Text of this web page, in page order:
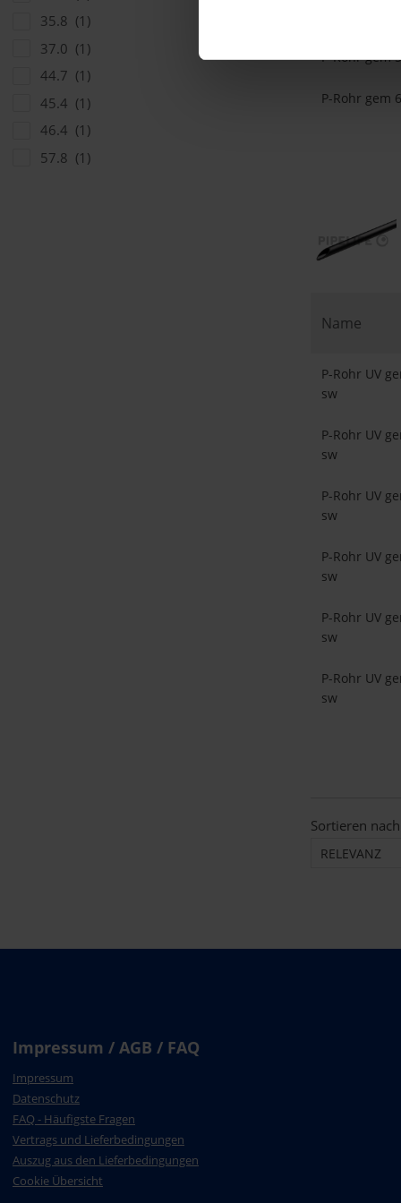
35.8 (1)
37.0 (1)
44.7 (1)
45.4 (1)
46.4 (1)
57.8 (1)
P-Rohr gem
P-Rohr gem
Name
P-Rohr UV
sw
P-Rohr UV
sw
P-Rohr UV
sw
P-Rohr UV
sw
P-Rohr UV
sw
P-Rohr UV
sw
Sortieren
RELEVANZ
Impressum / AGB / FAQ
Impressum
Datenschutz
FAQ - Häufigste Fragen
Vertrags und Lieferbedingungen
Auszug aus den Lieferbedingungen
Cookie Übersicht